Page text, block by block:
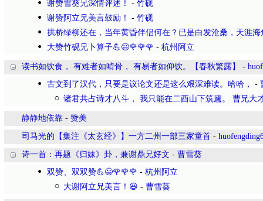
谢赞雪葵兄深情评述！
- 竹砚
谢赞阿立兄美言鼓励！
- 竹砚
拱桥绿柳还在，当年黄昏伴侣何在？已是白发沧桑，天涯海
大赞竹砚兄卜算子💪😃🌹🌹🌹 - 杭州阿立
读书如饮食， 有难者如啃骨， 有易者如仰饮。【春秋繁露】 -
古文到了汉代，只要是议论文还是这么艰深难读。哈哈，
-
诸君共占诗才八斗， 我只能在二酉山下筑廬。 曹兄大
静静地依靠 - 赞美
司马光的【集注《太玄经》】一方二州一部三家童首 -
诗一首：再题《归妹》卦，兼谢鼎兄好文 - 曹雪葵
双赞、双双赞💪😃🌹🌹🌹 - 杭州阿立
大谢阿立兄美言！😃 - 曹雪葵